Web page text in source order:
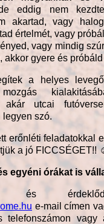
eddig nem
akartad, vagy
értelmét, vagy
vagy mindig
akkor gyere és próbáld
a helyes
akár utcai
legyen szó.
erőnléti feladatokkal
a jó FICCSÉGET!!
egyéni órákat is
és
e-mail címen
telefonszámon vagy